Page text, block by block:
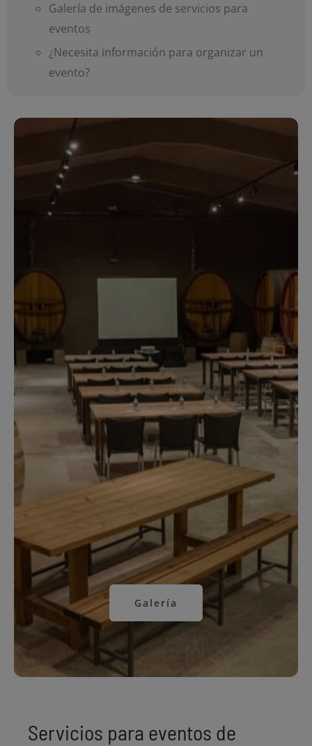
Galería de imágenes de servicios para
eventos
¿Necesita información para organizar un
evento?
Galería
Servicios para eventos de